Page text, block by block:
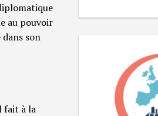
au pouvoir
son
fait à la